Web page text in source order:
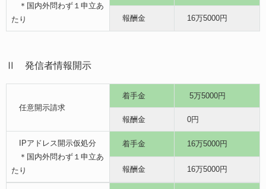
＊国内外問わず１申立あ
たり
報酬金 16万5000円
Ⅱ 発信者情報開示
任意開示請求
着手金 5万5000円
報酬金 0円
IPアドレス開示仮処分
＊国内外問わず１申立あ
たり
着手金 16万5000円
報酬金 16万5000円